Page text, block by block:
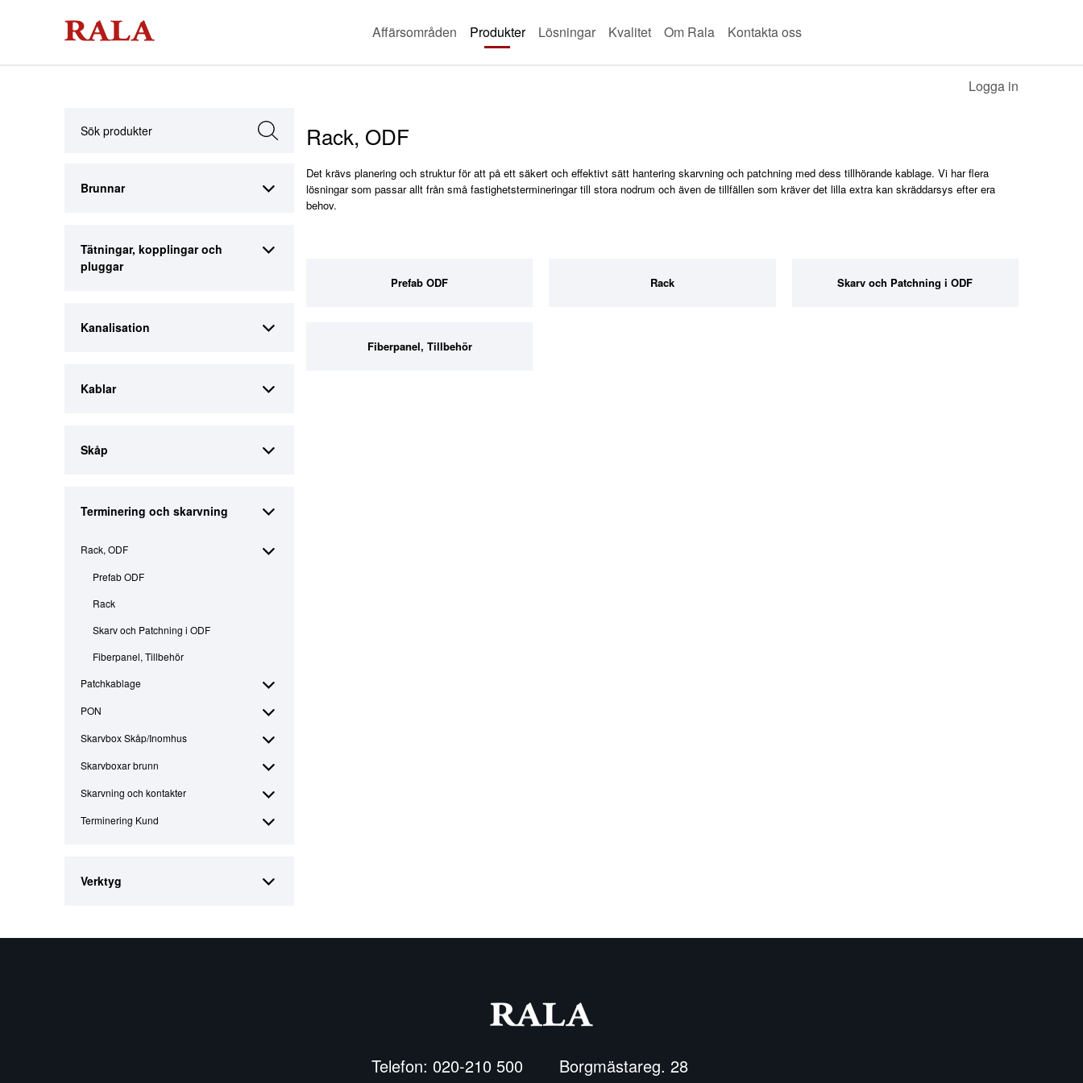
Affärsområden Produkter Lösningar Kvalitet Om Rala Kontakta oss
Logga in
Brunnar
Tätningar, kopplingar och
pluggar
Kanalisation
Kablar
Skåp
Terminering och skarvning
Rack, ODF
Prefab ODF
Rack
Skarv och Patchning i ODF
Fiberpanel, Tillbehör
Patchkablage
PON
Skarvbox Skåp/Inomhus
Skarvboxar brunn
Skarvning och kontakter
Terminering Kund
Verktyg
Rack, ODF
Det krävs planering och struktur för att på ett säkert och effektivt sätt hantering skarvning och patchning med dess tillhörande kablage. Vi har flera
lösningar som passar allt från små fastighetstermineringar till stora nodrum och även de tillfällen som kräver det lilla extra kan skräddarsys efter era
behov.
Prefab ODF Rack Skarv och Patchning i ODF
Fiberpanel, Tillbehör
Telefon: 020-210 500
Borgmästareg. 28